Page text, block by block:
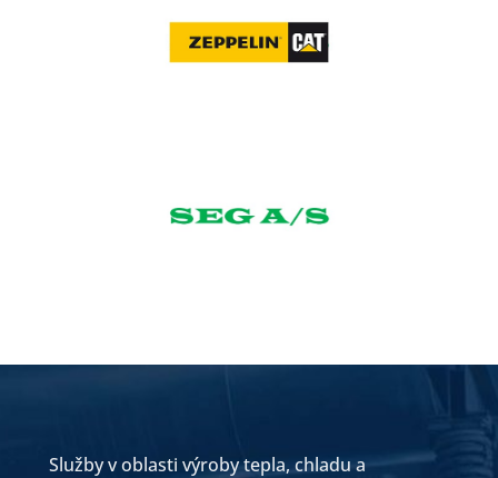
Služby v oblasti výroby tepla, chladu a